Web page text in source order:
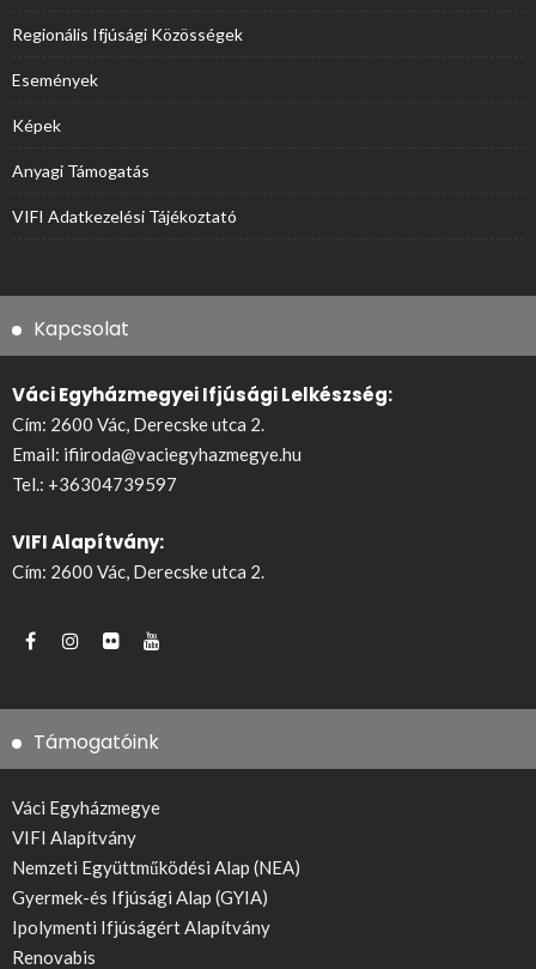
Regionális Ifjúsági Közösségek
Események
Képek
Anyagi Támogatás
VIFI Adatkezelési Tájékoztató
Kapcsolat
Váci Egyházmegyei Ifjúsági Lelkészség:
Cím: 2600 Vác, Derecske utca 2.
Email: ifiiroda@vaciegyhazmegye.hu
Tel.: +36304739597
VIFI Alapítvány:
Cím: 2600 Vác, Derecske utca 2.
Támogatóink
Váci Egyházmegye
VIFI Alapítvány
Nemzeti Együttműködési Alap (NEA)
Gyermek-és Ifjúsági Alap (GYIA)
Ipolymenti Ifjúságért Alapítvány
Renovabis